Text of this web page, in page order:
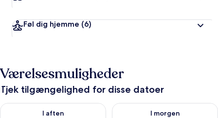
Føl dig hjemme (6)
Værelsesmuligheder
Tjek tilgængelighed for disse datoer
I aften
Tjek tilgængelighed for i aften aug. 8 - aug. 9
I morgen
Tjek tilgængelighed for i